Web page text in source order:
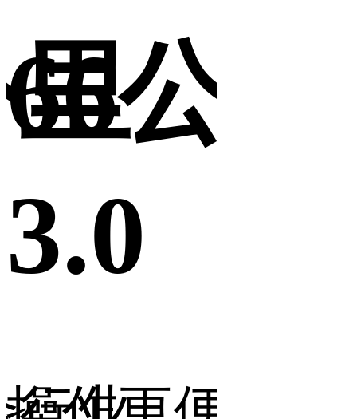
里
66公
3.0